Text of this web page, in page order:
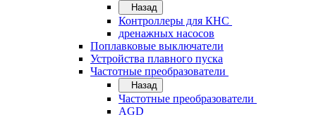
Назад
Контроллеры для КНС
дренажных насосов
Поплавковые выключатели
Устройства плавного пуска
Частотные преобразователи
Назад
Частотные преобразователи
AGD